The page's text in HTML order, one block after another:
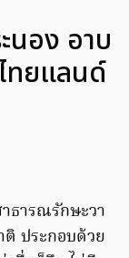
นอง อาบ
ทยแลนด์
ธารณรักษะวา
ติ ประกอบด้วย